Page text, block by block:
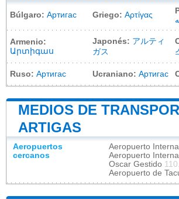
Búlgaro: Артигас Griego: Αρτίγας
Armenio:
Արտիգաս
Japonés: アルティ
ガス
Ruso: Артигас Ucraniano: Артигас
MEDIOS DE
ARTIGAS
Aeropuertos
cercanos
Aeropuerto
Aeropuerto
Oscar Gestido
Aeropuerto de